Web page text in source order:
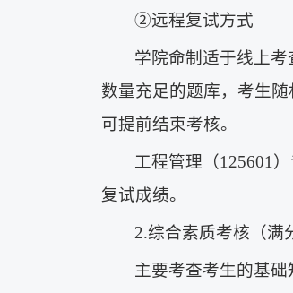
②远程复试方式
学院命制适于线上
数量充足的题库，考生
可提前结束考核。
工程管理（125601
复试成绩。
2.综合素质考核（满
主要考查考生的基